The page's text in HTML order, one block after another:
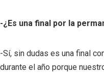
-¿Es una final por la
-Sí, sin dudas es una final
durante el año porque